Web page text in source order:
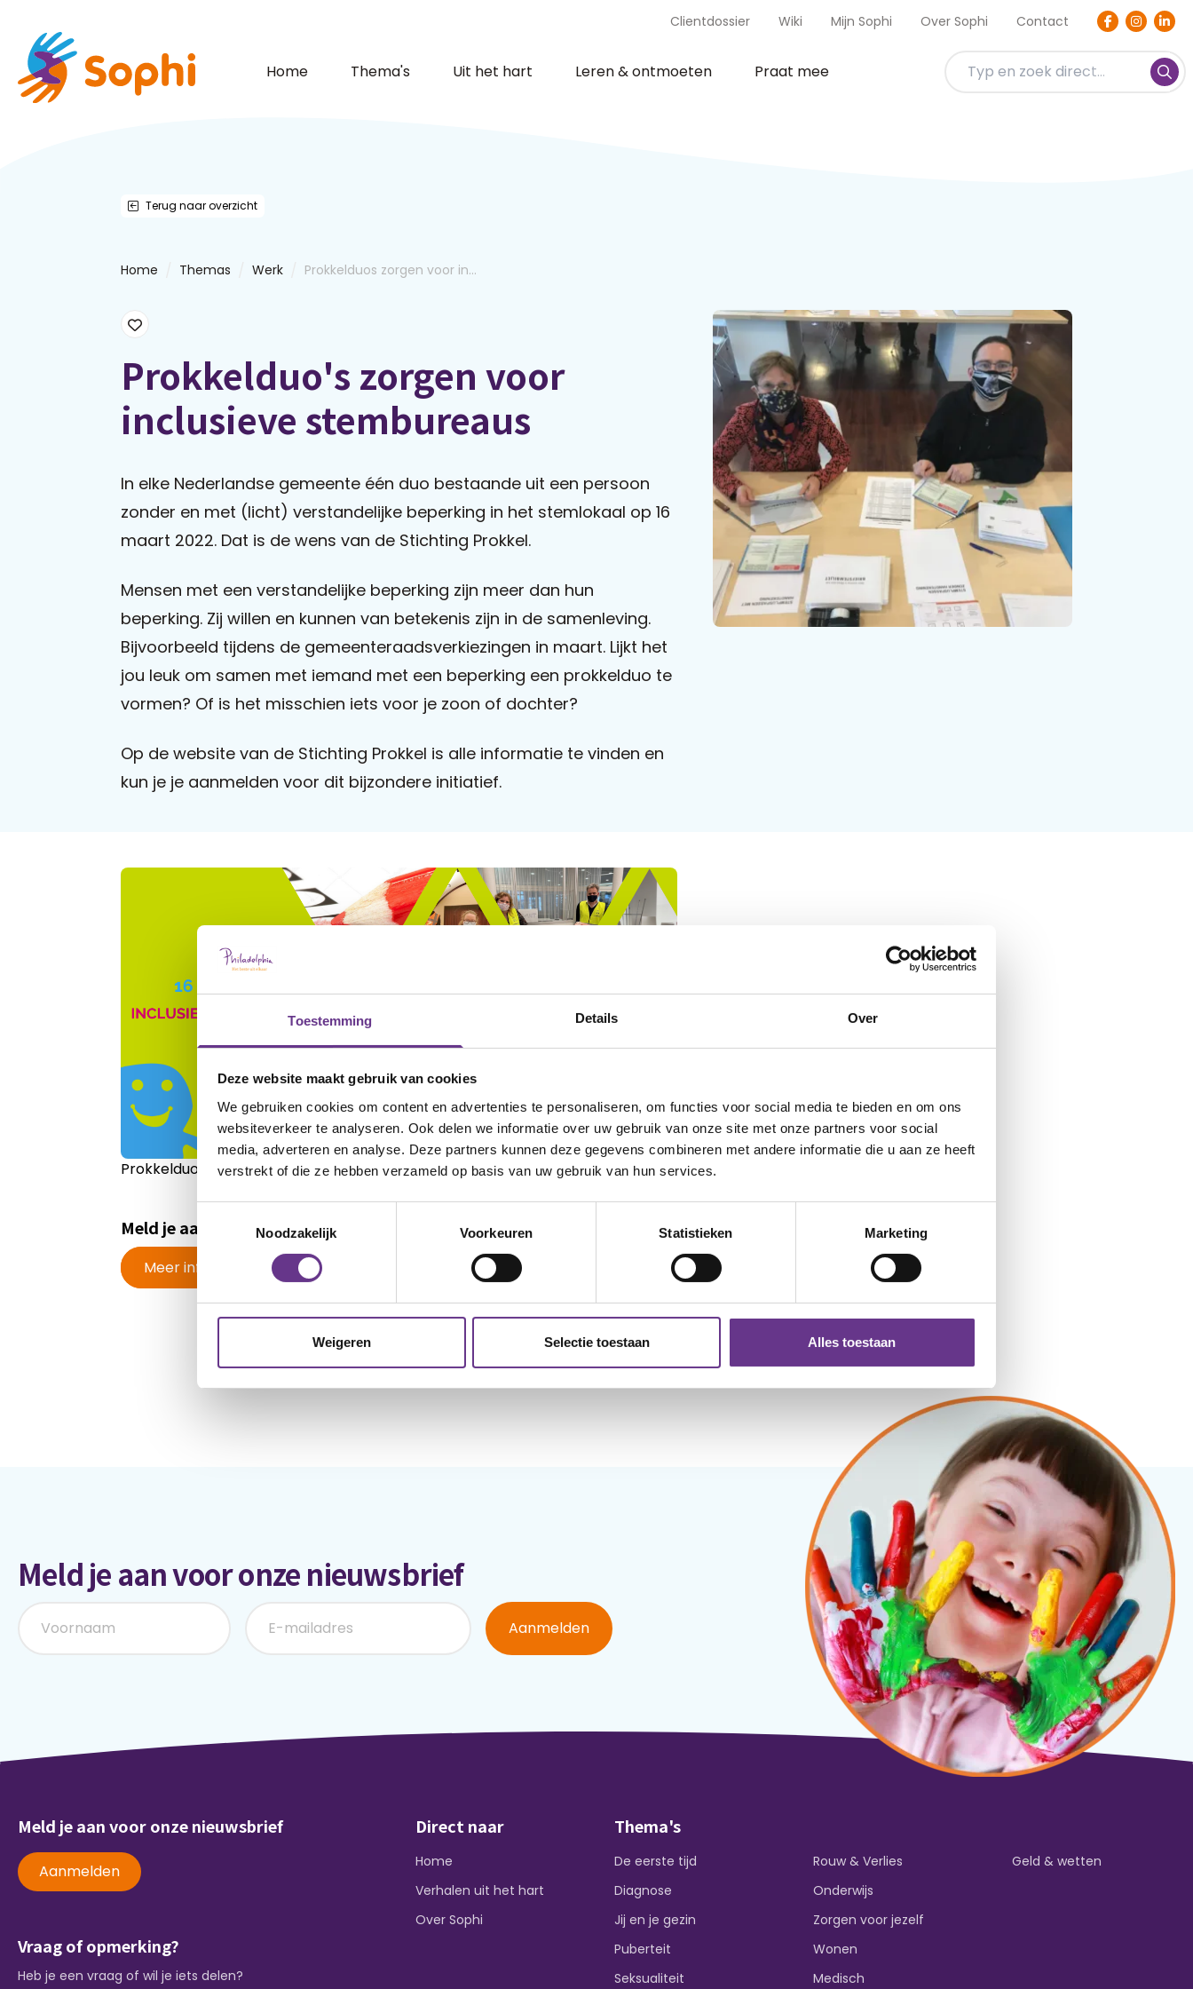
Toestemming Details Over
Deze website maakt gebruik van cookies
We gebruiken cookies om content en advertenties te personaliseren, om functies voor social media te bieden en om ons
websiteverkeer te analyseren. Ook delen we informatie over uw gebruik van onze site met onze partners voor social
media, adverteren en analyse. Deze partners kunnen deze gegevens combineren met andere informatie die u aan ze heeft
verstrekt of die ze hebben verzameld op basis van uw gebruik van hun services.
Noodzakelijk
Voorkeuren Statistieken Marketing
Weigeren Selectie toestaan Alles toestaan
Clientdossier Wiki Mijn Sophi Over Sophi Contact
Home Thema's Uit het hart Leren & ontmoeten Praat mee
Terug naar overzicht
Home Themas Werk Prokkelduos zorgen voor in...
Prokkelduo's zorgen voor
inclusieve stembureaus
In elke Nederlandse gemeente één duo bestaande uit een persoon
zonder en met (licht) verstandelijke beperking in het stemlokaal op 16
maart 2022. Dat is de wens van de Stichting Prokkel.
Mensen met een verstandelijke beperking zijn meer dan hun
beperking. Zij willen en kunnen van betekenis zijn in de samenleving.
Bijvoorbeeld tijdens de gemeenteraadsverkiezingen in maart. Lijkt het
jou leuk om samen met iemand met een beperking een prokkelduo te
vormen? Of is het misschien iets voor je zoon of dochter?
Op de website van de Stichting Prokkel is alle informatie te vinden en
kun je je aanmelden voor dit bijzondere initiatief.
Prokkelduo stembureau
Meld je aan voor de prokkelduo's
Meer informatie
Meld je aan voor onze nieuwsbrief
Aanmelden
Meld je aan voor onze nieuwsbrief
Aanmelden
Vraag of opmerking?
Heb je een vraag of wil je iets delen?
Direct naar
Home
Verhalen uit het hart
Over Sophi
Thema's
De eerste tijd
Diagnose
Jij en je gezin
Puberteit
Seksualiteit
Rouw & Verlies
Onderwijs
Zorgen voor jezelf
Wonen
Medisch
Geld & wetten